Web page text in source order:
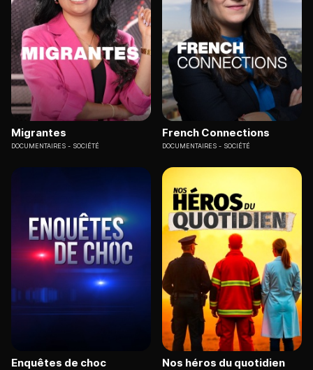
Migrantes
DOCUMENTAIRES SOCIÉTÉ
French Connections
DOCUMENTAIRES SOCIÉTÉ
Enquêtes de choc Nos héros du quotidien